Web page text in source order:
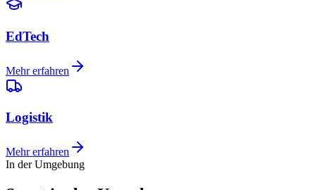
EdTech
Mehr erfahren
Logistik
Mehr erfahren
In der Umgebung